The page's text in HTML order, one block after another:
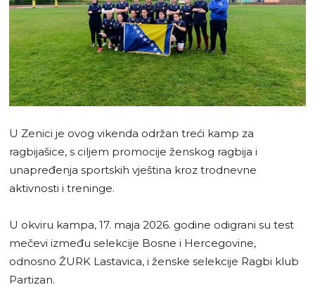
U Zenici je ovog vikenda održan treći kamp za
ragbijašice, s ciljem promocije ženskog ragbija i
unapređenja sportskih vještina kroz trodnevne
aktivnosti i treninge.
U okviru kampa, 17. maja 2026. godine odigrani su test
mečevi između selekcije Bosne i Hercegovine,
odnosno ŽURK Lastavica, i ženske selekcije Ragbi klub
Partizan.